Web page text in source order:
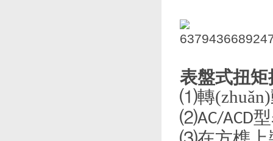
表盤式扭
⑴轉
⑵AC/ACD